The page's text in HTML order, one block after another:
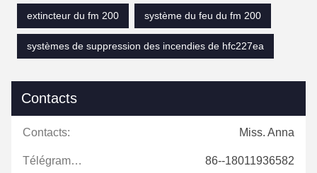
extincteur du fm 200
système du feu du fm 200
systèmes de suppression des incendies de hfc227ea
Contacts
Contacts: Miss. Anna
Télégramme: 86--18011936582